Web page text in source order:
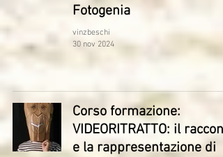
Fotogenia
vinzbeschi
30 nov 2024
Corso formazione:
VIDEORITRATTO: il
e la rappresentazione di